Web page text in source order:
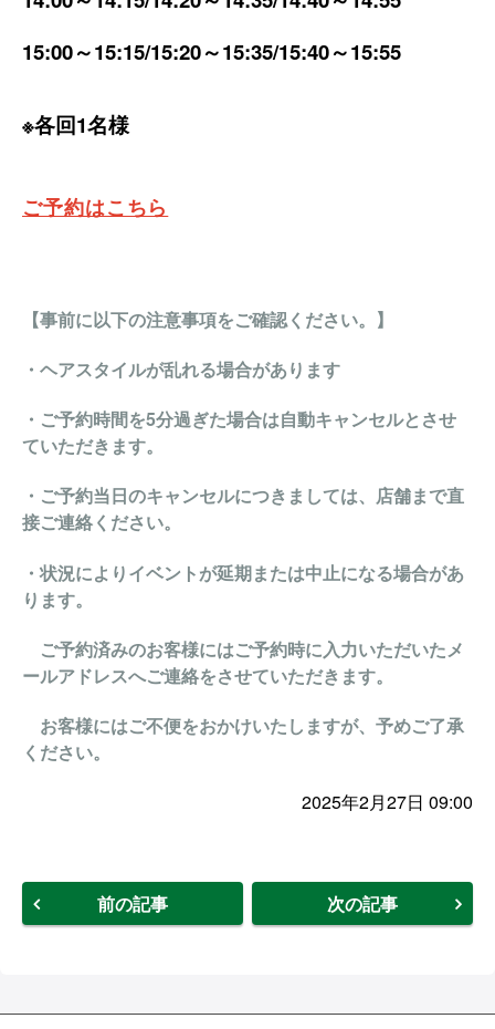
15:00～15:15/15:20～15:35/15:40～15:55
※各回1名様
ご予約はこちら
【事前に以下の注意事項をご確認ください。】
・ヘアスタイルが乱れる場合があります
・ご予約時間を5分過ぎた場合は自動キャンセルとさせ
ていただきます。
・ご予約当日のキャンセルにつきましては、店舗まで直
接ご連絡ください。
・状況によりイベントが延期または中止になる場合があ
ります。
ご予約済みのお客様にはご予約時に入力いただいたメ
ールアドレスへご連絡をさせていただきます。
お客様にはご不便をおかけいたしますが、予めご了承
ください。
2025年2月27日 09:00
前の記事 次の記事